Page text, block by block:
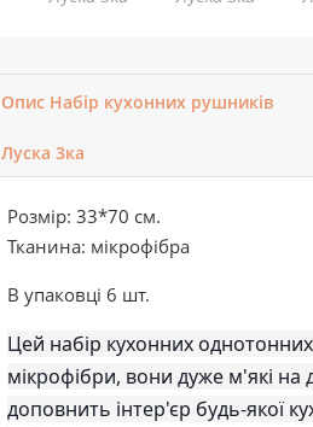
Опис Набір кухонних рушників
Луска 3ка
Розмір: 33*70 см.
Тканина: мікрофібра
В упаковці 6 шт.
Цей набір кухонних
мікрофібри, вони дуже м'які на
доповнить інтер'єр будь-якої